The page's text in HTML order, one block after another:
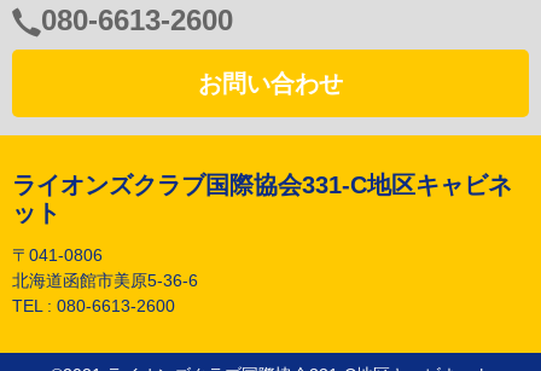
電
話
号：
080-6613-2600
お問い合わせ
ライオンズクラブ国際協会331-C地区キャビネ
ット
〒041-0806
北海道函館市美原5-36-6
TEL : 080-6613-2600